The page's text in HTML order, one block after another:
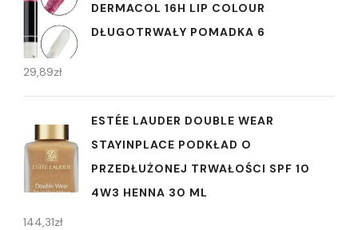
DERMACOL 16H LIP COLOUR
DŁUGOTRWAŁY POMADKA 6
29,89zł
ESTÉE LAUDER DOUBLE WEAR
STAYINPLACE PODKŁAD O
PRZEDŁUŻONEJ TRWAŁOŚCI SPF 10
4W3 HENNA 30 ML
144,31zł